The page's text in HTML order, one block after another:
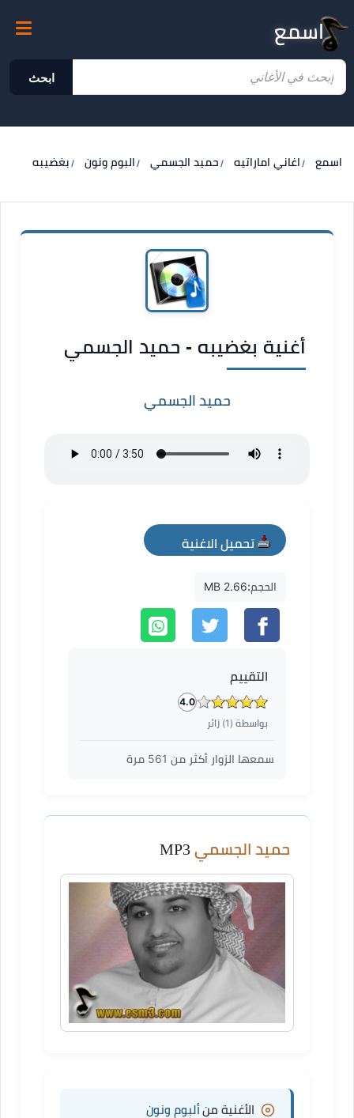
اسمع
ابحث
اسمع اغاني اماراتيه حميد الجسمي البوم ونون بغضيبه
أغنية بغضيبه - حميد الجسمي
حميد الجسمي
تحميل الاغنية
mp3
الحجم:2.66 MB
التقييم
4.0
بواسطة ( 1) زائر
سمعها الزوار أكثر من 561 مرة
حميد الجسمي
الأغنية منألبوم ونون